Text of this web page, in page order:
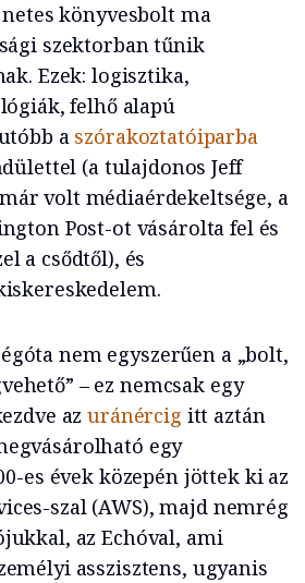
könyvesbolt ma
szektorban tűnik
Ezek: logisztika,
felhő alapú
a szórakoztatóiparba
(a tulajdonos Jeff
volt médiaérdekeltsége, a
Post-ot vásárolta fel és
a csődtől), és
nem egyszerűen a „bolt,
– ez nemcsak egy
azuránércig itt aztán
egy
es évek közepén jöttek ki az
szal (AWS), majd nemrég
az Echóval, ami
asszisztens, ugyanis